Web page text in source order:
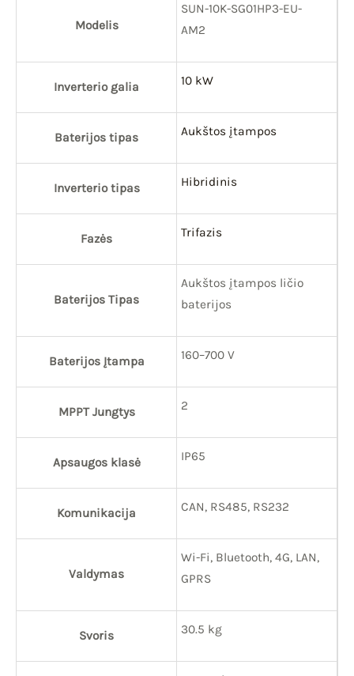
Modelis
SUN-10K-SG01HP3-EU-
AM2
Inverterio galia 10 kW
Baterijos tipas Aukštos įtampos
Inverterio tipas Hibridinis
Fazės Trifazis
Baterijos Tipas
Aukštos įtampos ličio
baterijos
Baterijos Įtampa 160–700 V
MPPT Jungtys 2
Apsaugos klasė IP65
Komunikacija CAN, RS485, RS232
Valdymas
Wi-Fi, Bluetooth, 4G, LAN,
GPRS
Svoris 30.5 kg